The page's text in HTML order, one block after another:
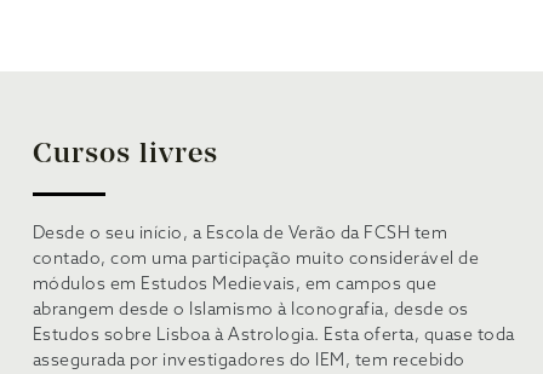
Cursos livres
Desde o seu início, a Escola de Verão da FCSH tem
contado, com uma participação muito considerável de
módulos em Estudos Medievais, em campos que
abrangem desde o Islamismo à Iconografia, desde os
Estudos sobre Lisboa à Astrologia. Esta oferta, quase toda
assegurada por investigadores do IEM, tem recebido